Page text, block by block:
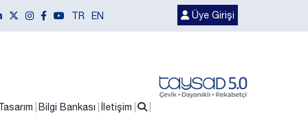
TR EN Üye Girişi
Bilgi Bankası İletişim